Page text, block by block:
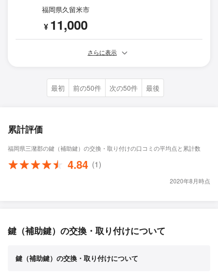
福岡県久留米市
¥ 11,000
さらに表示
最初 前の50件 次の50件 最後
累計評価
福岡県三潴郡の鍵（補助鍵）の交換・取り付けの口コミの平均点と累計数
4.84 (1)
2020年8月時点
鍵（補助鍵）の交換・取り付けについて
鍵（補助鍵）の交換・取り付けについて